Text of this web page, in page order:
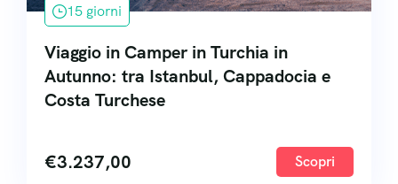
15 giorni
Viaggio in Camper in Turchia in
Autunno: tra Istanbul, Cappadocia e
Costa Turchese
€3.237,00 Scopri